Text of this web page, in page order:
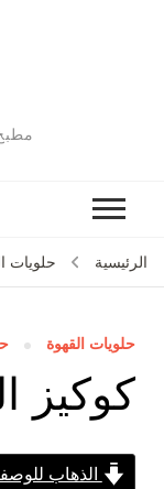
الرئيسية حلويات
حلويات القهوة
كوكيز
الذهاب